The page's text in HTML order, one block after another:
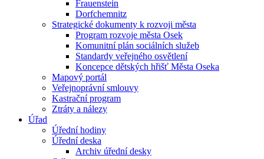
Frauenstein
Dorfchemnitz
Strategické dokumenty k rozvoji města
Program rozvoje města Osek
Komunitní plán sociálních služeb
Standardy veřejného osvětlení
Koncepce dětských hřišť Města Oseka
Mapový portál
Veřejnoprávní smlouvy
Kastrační program
Ztráty a nálezy
Úřad
Úřední hodiny
Úřední deska
Archiv úřední desky